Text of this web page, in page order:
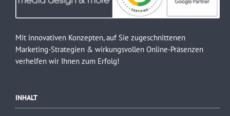
Mit innovativen Konzepten, auf Sie zugeschnittenen
Marketing-Strategien & wirkungsvollen Online-Präsenzen
verhelfen wir Ihnen zum Erfolg!
INHALT